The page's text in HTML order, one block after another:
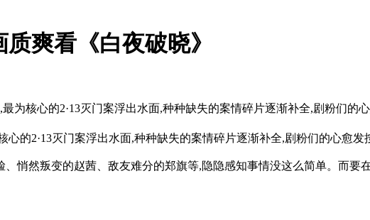
爽看《白夜破晓》
核心的2·13灭门案浮出水面,种种缺失的案情碎片逐渐补全,剧粉
心的2·13灭门案浮出水面,种种缺失的案情碎片逐渐补全,剧粉们的心愈
然叛变的赵茜、敌友难分的郑旗等,隐隐感知事情没这么简单。而要